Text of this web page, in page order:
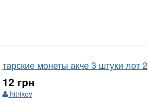
тарские монеты акче 3 штуки лот 2
12 грн
hitrikov